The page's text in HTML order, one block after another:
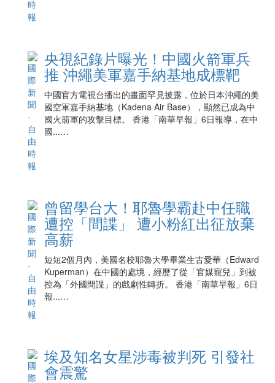
央視紀錄片曝光！中國火箭軍兵
推 沖繩美軍嘉手納基地成標靶
中國官方電視台播出的畫面罕見披露，位於日本沖繩的美
國空軍嘉手納基地（Kadena Air Base），顯然已成為中
國火箭軍的攻擊目標。 香港「南華早報」6日報導，在中
國...…
曾留學台大！耶魯學霸赴中任職
遭控「間諜」 遭小粉紅出征放棄
高薪
短短2個月內，美國名校耶魯大學畢業生古愛華（Edward
Kuperman）在中國的處境，經歷了從「官媒寵兒」到被
控為「外國間諜」的戲劇性轉折。 香港「南華早報」6日
報...…
埃及知名女星涉毒被判死 引發社
會震驚